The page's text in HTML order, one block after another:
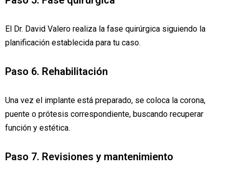
El Dr. David Valero realiza la fase quirúrgica siguiendo la
planificación establecida para tu caso.
Paso 6. Rehabilitación
Una vez el implante está preparado, se coloca la corona,
puente o prótesis correspondiente, buscando recuperar
función y estética.
Paso 7. Revisiones y mantenimiento